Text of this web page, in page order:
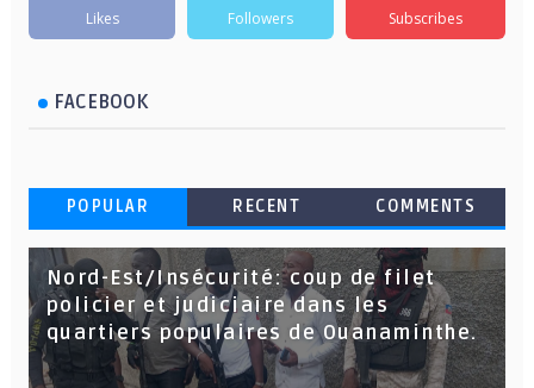
Likes Followers Subscribes
FACEBOOK
POPULAR RECENT COMMENTS
Nord-Est/Insécurité: coup de filet
policier et judiciaire dans les
quartiers populaires de Ouanaminthe.